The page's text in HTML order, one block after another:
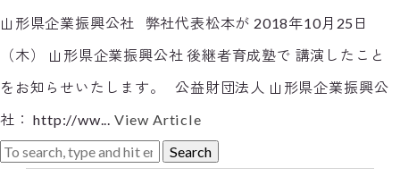
山形県企業振興公社 弊社代表松本が 2018年10月25日
（木） 山形県企業振興公社 後継者育成塾で 講演したこと
をお知らせいたします。 公益財団法人 山形県企業振興公
社： http://ww... View Article
Search